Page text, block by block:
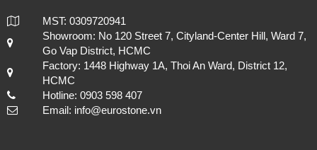
Policies and Regulations
Privacy policy